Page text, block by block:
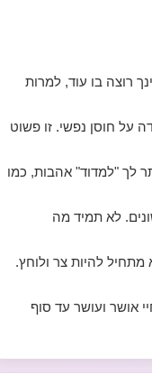
רוצה בו עוד, למרות
על חוסן נפשי. זו פשוט
לך "למדוד" אהבות, כמו
לא תמיד מה
להיות צר ולוחץ.
אושר ועושר עד סוף